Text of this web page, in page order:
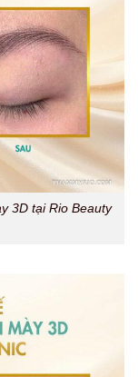
3D tại Rio Beauty